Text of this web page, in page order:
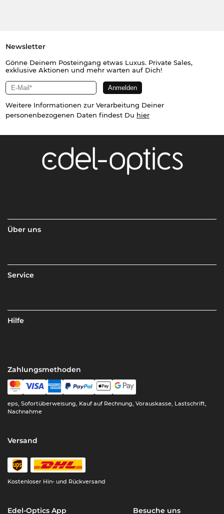
Newsletter
Gönne Deinem Posteingang etwas Luxus. Private Sales,
exklusive Aktionen und mehr warten auf Dich!
Weitere Informationen zur Verarbeitung Deiner
personenbezogenen Daten findest Du hier
Über uns
Service
Hilfe
Zahlungsmethoden
eps, Sofortüberweisung, Kauf auf Rechnung, Vorauskasse, Lastschrift,
Nachnahme
Versand
Kostenloser Hin- und Rückversand
Edel-Optics App Besuche uns